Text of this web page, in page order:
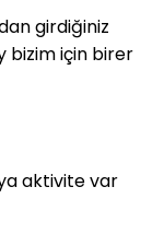
girdiğiniz
bizim için birer
aktivite var